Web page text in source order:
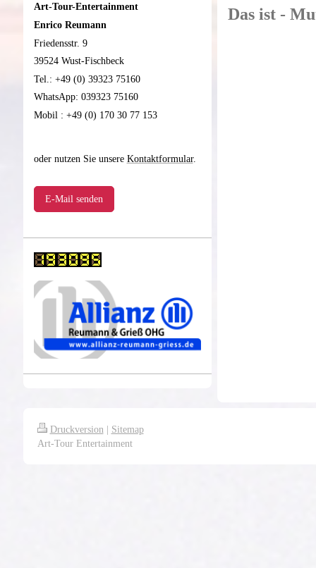
Das ist -
Art-Tour-Entertainment
Enrico Reumann
Friedensstr. 9
39524 Wust-Fischbeck
Tel.: +49 (0) 39323 75160
WhatsApp: 039323 75160
Mobil : +49 (0) 170 30 77 153
oder nutzen Sie unsere Kontaktformular.
E-Mail senden
Druckversion | Sitemap
Art-Tour Entertainment